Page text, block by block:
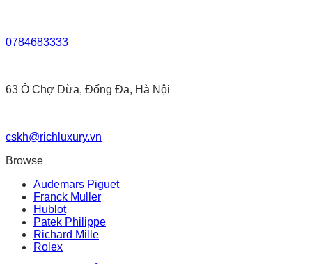
0784683333
63 Ô Chợ Dừa, Đống Đa, Hà Nội
cskh@richluxury.vn
Browse
Audemars Piguet
Franck Muller
Hublot
Patek Philippe
Richard Mille
Rolex